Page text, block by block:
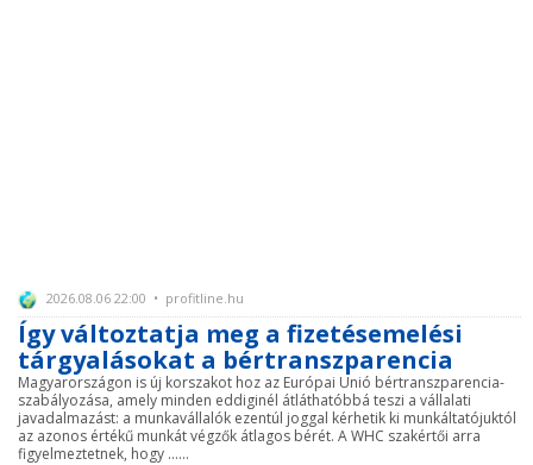
2026.08.06 22:00 • profitline.hu
Így változtatja meg a fizetésemelési
tárgyalásokat a bértranszparencia
Magyarországon is új korszakot hoz az Európai Unió bértranszparencia-
szabályozása, amely minden eddiginél átláthatóbbá teszi a vállalati
javadalmazást: a munkavállalók ezentúl joggal kérhetik ki munkáltatójuktól
az azonos értékű munkát végzők átlagos bérét. A WHC szakértői arra
figyelmeztetnek, hogy ......